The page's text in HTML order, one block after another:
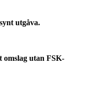
utgåva.
omslag utan FSK-